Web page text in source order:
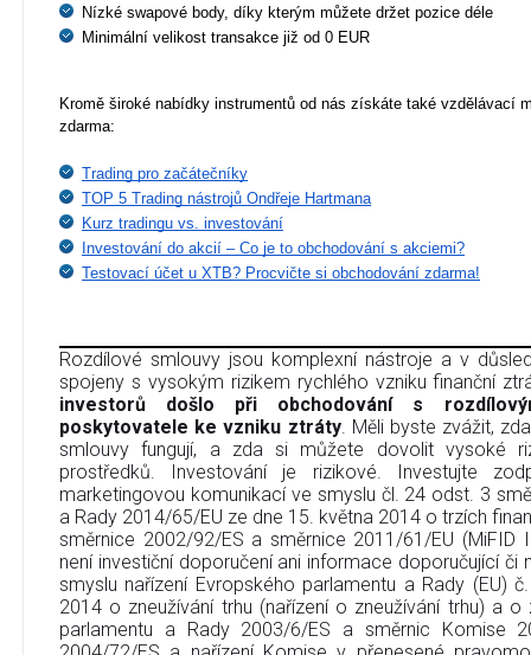
Nízké swapové body, díky kterým můžete držet pozice déle
Minimální velikost transakce již od 0 EUR
Kromě široké nabídky instrumentů od nás získáte také vzdělávací
zdarma:
Trading pro začátečníky
TOP 5 Trading nástrojů Ondřeje Hartmana
Kurz tradingu vs. investování
Investování do akcií – Co je to obchodování s akciemi?
Testovací účet u XTB? Procvičte si obchodování zdarma!
Rozdílové smlouvy jsou komplexní nástroje a v
spojeny s vysokým rizikem rychlého vzniku finanční
investorů došlo při obchodování s
poskytovatele ke vzniku ztráty. Měli byste zvážit,
smlouvy fungují, a zda si můžete dovolit vysoké
prostředků. Investování je rizikové. Investujte
marketingovou komunikací ve smyslu čl. 24 odst. 3
a Rady 2014/65/EU ze dne 15. května 2014 o trzích
směrnice 2002/92/ES a směrnice 2011/61/EU (MiFID
není investiční doporučení ani informace doporučující či
smyslu nařízení Evropského parlamentu a Rady (EU)
2014 o zneužívání trhu (nařízení o zneužívání trhu) a o
parlamentu a Rady 2003/6/ES a směrnic Komise